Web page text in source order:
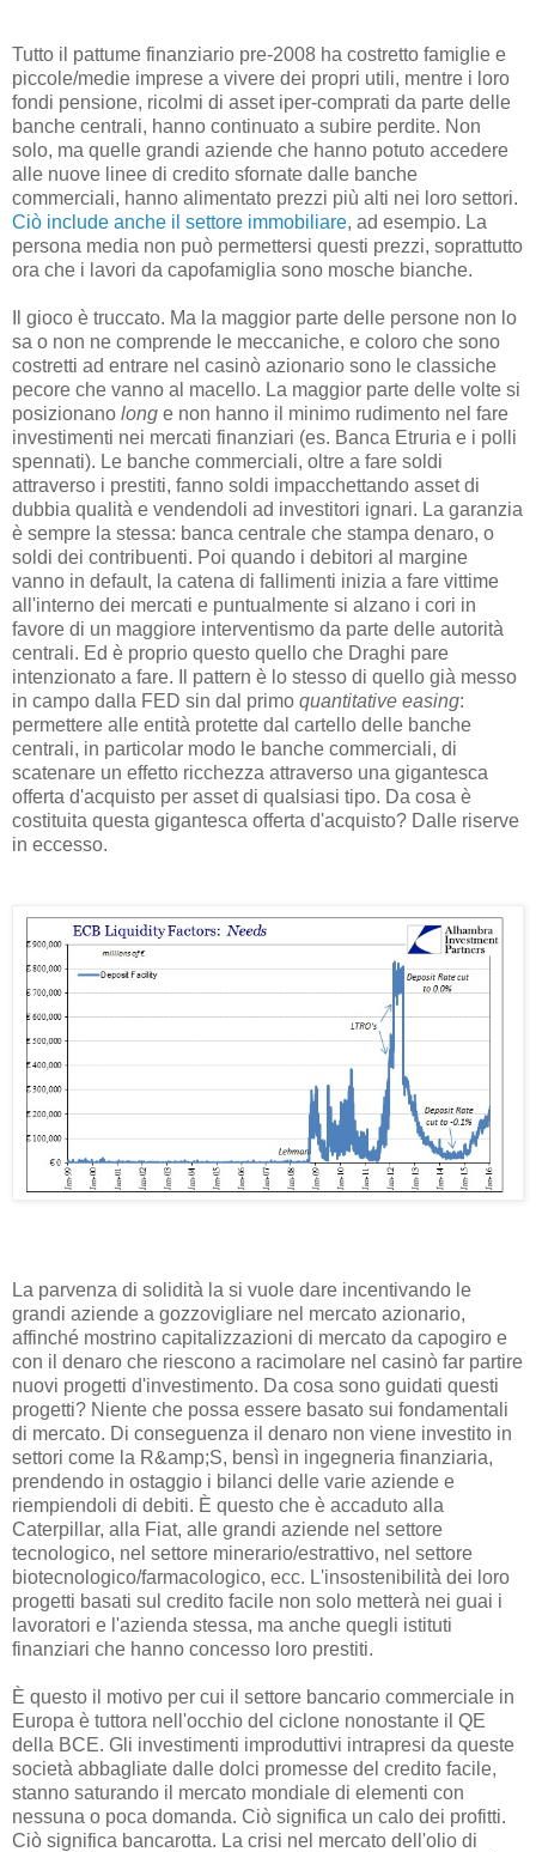
Tutto il pattume finanziario pre-2008 ha costretto famiglie e
piccole/medie imprese a vivere dei propri utili, mentre i loro
fondi pensione, ricolmi di asset iper-comprati da parte delle
banche centrali, hanno continuato a subire perdite. Non
solo, ma quelle grandi aziende che hanno potuto accedere
alle nuove linee di credito sfornate dalle banche
commerciali, hanno alimentato prezzi più alti nei loro settori.
Ciò include anche il settore immobiliare, ad esempio. La
persona media non può permettersi questi prezzi, soprattutto
ora che i lavori da capofamiglia sono mosche bianche.
Il gioco è truccato. Ma la maggior parte delle persone non lo
sa o non ne comprende le meccaniche, e coloro che sono
costretti ad entrare nel casinò azionario sono le classiche
pecore che vanno al macello. La maggior parte delle volte si
posizionano long e non hanno il minimo rudimento nel fare
investimenti nei mercati finanziari (es. Banca Etruria e i polli
spennati). Le banche commerciali, oltre a fare soldi
attraverso i prestiti, fanno soldi impacchettando asset di
dubbia qualità e vendendoli ad investitori ignari. La garanzia
è sempre la stessa: banca centrale che stampa denaro, o
soldi dei contribuenti. Poi quando i debitori al margine
vanno in default, la catena di fallimenti inizia a fare vittime
all'interno dei mercati e puntualmente si alzano i cori in
favore di un maggiore interventismo da parte delle autorità
centrali. Ed è proprio questo quello che Draghi pare
intenzionato a fare. Il pattern è lo stesso di quello già messo
in campo dalla FED sin dal primo quantitative easing:
permettere alle entità protette dal cartello delle banche
centrali, in particolar modo le banche commerciali, di
scatenare un effetto ricchezza attraverso una gigantesca
offerta d'acquisto per asset di qualsiasi tipo. Da cosa è
costituita questa gigantesca offerta d'acquisto? Dalle riserve
in eccesso.
La parvenza di solidità la si vuole dare incentivando le
grandi aziende a gozzovigliare nel mercato azionario,
affinché mostrino capitalizzazioni di mercato da capogiro e
con il denaro che riescono a racimolare nel casinò far partire
nuovi progetti d'investimento. Da cosa sono guidati questi
progetti? Niente che possa essere basato sui fondamentali
di mercato. Di conseguenza il denaro non viene investito in
settori come la R&amp;S, bensì in ingegneria finanziaria,
prendendo in ostaggio i bilanci delle varie aziende e
riempiendoli di debiti. È questo che è accaduto alla
Caterpillar, alla Fiat, alle grandi aziende nel settore
tecnologico, nel settore minerario/estrattivo, nel settore
biotecnologico/farmacologico, ecc. L'insostenibilità dei loro
progetti basati sul credito facile non solo metterà nei guai i
lavoratori e l'azienda stessa, ma anche quegli istituti
finanziari che hanno concesso loro prestiti.
È questo il motivo per cui il settore bancario commerciale in
Europa è tuttora nell'occhio del ciclone nonostante il QE
della BCE. Gli investimenti improduttivi intrapresi da queste
società abbagliate dalle dolci promesse del credito facile,
stanno saturando il mercato mondiale di elementi con
nessuna o poca domanda. Ciò significa un calo dei profitti.
Ciò significa bancarotta. La crisi nel mercato dell'olio di